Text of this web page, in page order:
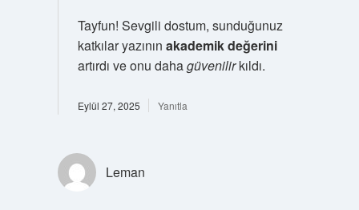
Tayfun! Sevgili dostum, sunduğunuz
katkılar yazının akademik değerini
artırdı ve onu dahagüvenilirkıldı.
Eylül 27, 2025 Yanıtla
Leman